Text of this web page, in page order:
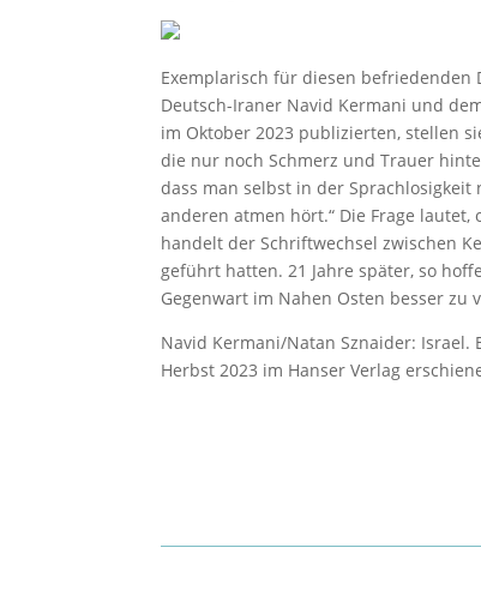
Exemplarisch für diesen
Deutsch-Iraner Navid Kermani und
im Oktober 2023 publizierten, stellen
die nur noch Schmerz und Trauer
dass man selbst in der Sprachlosigkeit
anderen atmen hört.“ Die Frage
handelt der Schriftwechsel zwischen
geführt hatten. 21 Jahre später, so
Gegenwart im Nahen Osten besser zu
Navid Kermani/Natan Sznaider:
Herbst 2023 im Hanser Verlag